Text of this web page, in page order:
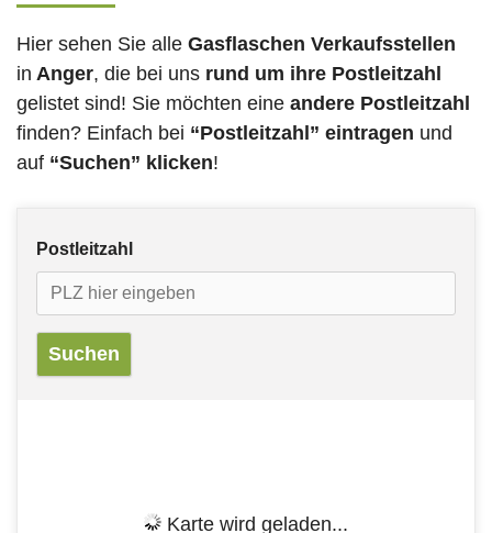
Hier sehen Sie alle Gasflaschen Verkaufsstellen
in Anger, die bei uns rund um ihre Postleitzahl
gelistet sind! Sie möchten eine andere Postleitzahl
finden? Einfach bei “Postleitzahl” eintragen und
auf “Suchen” klicken!
Postleitzahl
Karte wird geladen...